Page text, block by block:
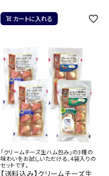
カートに入れる
「クリームチーズ生ハム包み」の3種の
味わいをお試しいただける、4袋入りの
セットです。
【送料込み】クリームチーズ生